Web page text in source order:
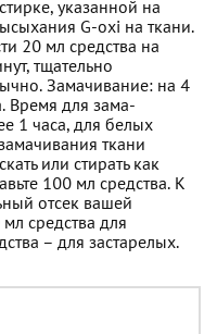
указанной на
G-oxi на ткани.
20 мл средства на
тщательно
Замачивание: на 4
Время для зама-
1 часа, для белых
ткани
или стирать как
100 мл средства. К
отсек вашей
средства для
– для застарелых.